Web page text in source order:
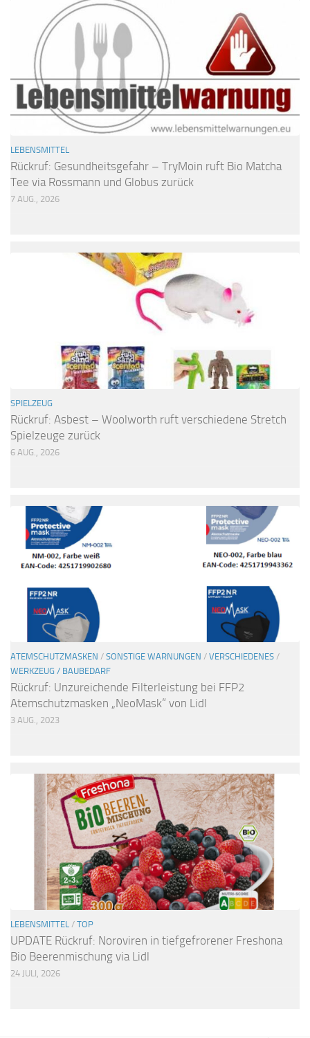
LEBENSMITTEL
Rückruf: Gesundheitsgefahr – TryMoin ruft Bio Matcha
Tee via Rossmann und Globus zurück
7 AUG., 2026
SPIELZEUG
Rückruf: Asbest – Woolworth ruft verschiedene Stretch
Spielzeuge zurück
6 AUG., 2026
ATEMSCHUTZMASKEN / SONSTIGE WARNUNGEN / VERSCHIEDENES /
WERKZEUG / BAUBEDARF
Rückruf: Unzureichende Filterleistung bei FFP2
Atemschutzmasken „NeoMask“ von Lidl
3 AUG., 2023
LEBENSMITTEL / TOP
UPDATE Rückruf: Noroviren in tiefgefrorener Freshona
Bio Beerenmischung via Lidl
24 JULI, 2026